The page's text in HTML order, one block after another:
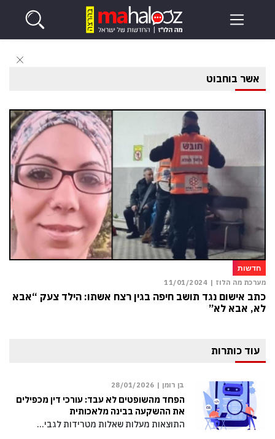
אשר בוחבוט
חדשות
מערכת מה הלוז | 11/01/2024
כתב אישום נגד תושב חיפה בגין רצח אשתו: הילד צעק “אבא
לא, אבא לא”
עוד כותרות
בן רומן | 28/01/2026
הפחד מהשופטים לא עבד: עורכי דין מכפילים
את ההשקעה בבינה מלאכותית
התוצאות מעלות שאלות מטרידות לגבי…